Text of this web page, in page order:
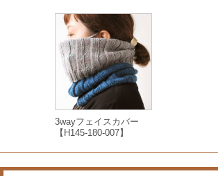
3wayフェイスカバー
【H145-180-007】